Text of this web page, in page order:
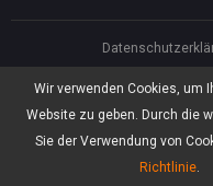
Wir verwenden Cookies, um
Website zu geben. Durch die
Sie der Verwendung von
Richtlinie.
Asia, Hong Kong, Suite 820,8/
Tsim
MiniTool